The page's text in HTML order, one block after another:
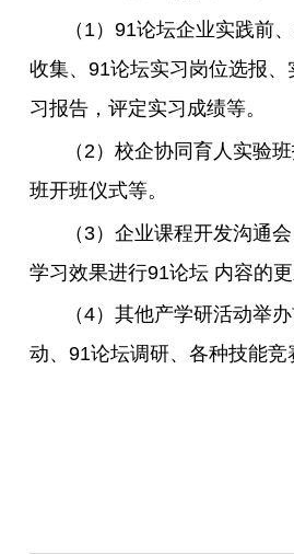
（ 1）91论坛企业实践前
收集、91论坛实习岗位选报
习报告，评定实习成绩等。
（ 2 ）校企协同育人实验
班开班仪式等。
（3）企业课程开发沟通
学习效果进行91论坛 内容的
（4）其他产学研活动举
动、91论坛调研、各种技能